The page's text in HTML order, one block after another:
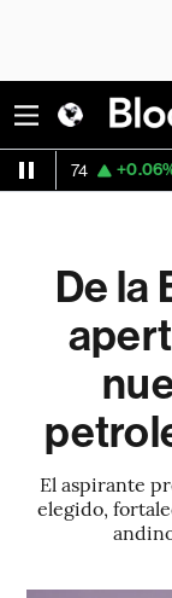
+0.06% ETH/
De la
El aspirante
elegido,